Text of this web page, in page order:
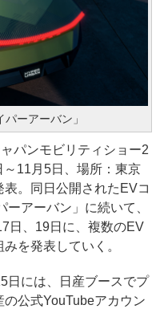
ーアーバン」
パンモビリティショー2
11月5日、場所：東京
。同日公開されたEVコ
アーバン」に続いて、
日、19日に、複数のEV
を発表していく。
には、日産ブースでプ
公式YouTubeアカウン